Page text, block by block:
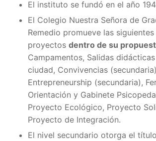
El instituto se fundó en el año
El Colegio Nuestra Señora de
Remedio promueve las
proyectos dentro de su
Campamentos, Salidas
ciudad, Convivencias
Entrepreneurship (secundaria),
Orientación y Gabinete
Proyecto Ecológico, Proyecto
Proyecto de Integración.
El nivel secundario otorga el